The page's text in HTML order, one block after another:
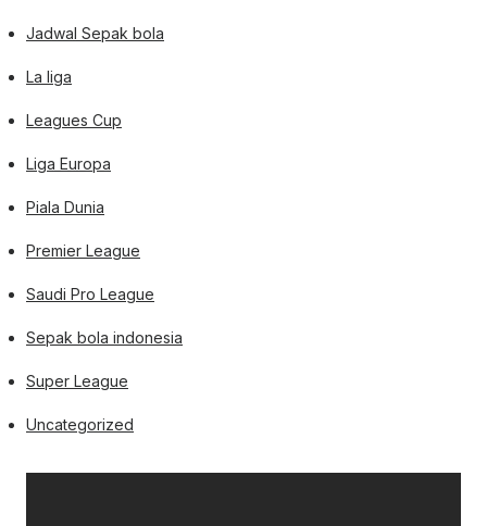
Jadwal Sepak bola
La liga
Leagues Cup
Liga Europa
Piala Dunia
Premier League
Saudi Pro League
Sepak bola indonesia
Super League
Uncategorized